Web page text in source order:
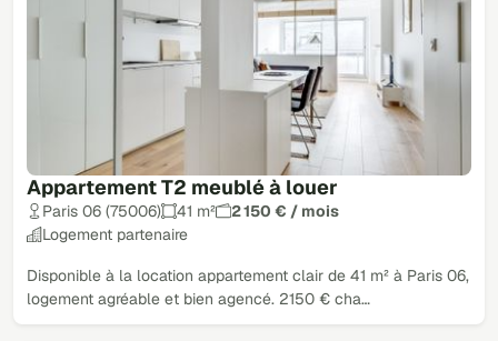
Appartement T2 meublé à louer
Paris 06 (75006) 41 m²
2 150 € / mois
Logement partenaire
Disponible à la location appartement clair de 41 m² à Paris 06,
logement agréable et bien agencé. 2150 € cha…